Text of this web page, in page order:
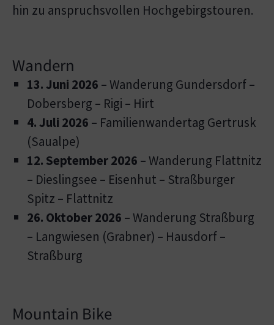
hin zu anspruchsvollen Hochgebirgstouren.
Wandern
13. Juni 2026 – Wanderung Gundersdorf –
Dobersberg – Rigi – Hirt
4. Juli 2026 – Familienwandertag Gertrusk
(Saualpe)
12. September 2026 – Wanderung Flattnitz
– Dieslingsee – Eisenhut – Straßburger
Spitz – Flattnitz
26. Oktober 2026 – Wanderung Straßburg
– Langwiesen (Grabner) – Hausdorf –
Straßburg
Mountain Bike